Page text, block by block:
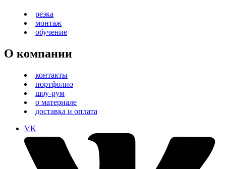
резка
монтаж
обучение
О компании
контакты
портфолио
шоу-рум
о материале
доставка и оплата
VK